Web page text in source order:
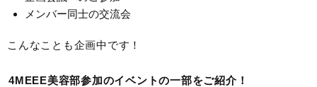
メンバー同士の交流会
こんなことも企画中です！
4MEEE美容部参加のイベントの一部をご紹介！